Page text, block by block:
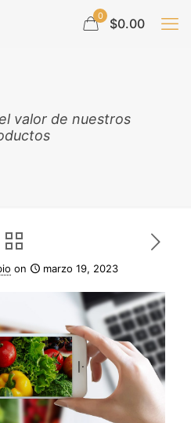
0 $0.00
valor de nuestros
on marzo 19, 2023